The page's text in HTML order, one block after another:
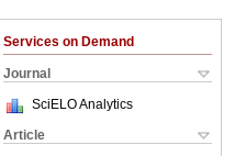
Services on Demand
Journal
SciELO Analytics
Article